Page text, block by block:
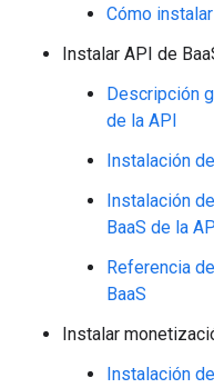
Cómo
Instalar API de
Descripción
de la API
Instalación
Instalación
BaaS de la
Referencia
BaaS
Instalar
Instalación